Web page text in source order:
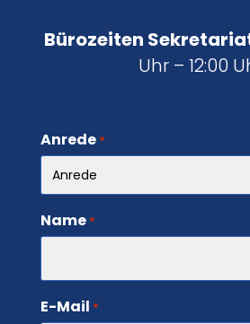
Bürozeiten
Uhr – 12:00
Anrede *
Name *
E-Mail *